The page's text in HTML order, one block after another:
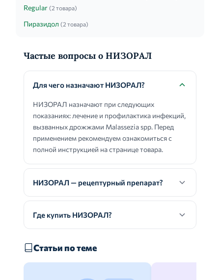
Regular (2 товара)
Пиразидол (2 товара)
Частые вопросы о НИЗОРАЛ
Для чего назначают НИЗОРАЛ?
НИЗОРАЛ назначают при следующих
показаниях: лечение и профилактика инфекций,
вызванных дрожжами Malassezia spp. Перед
применением рекомендуем ознакомиться с
полной инструкцией на странице товара.
НИЗОРАЛ — рецептурный препарат?
Где купить НИЗОРАЛ?
Статьи по теме